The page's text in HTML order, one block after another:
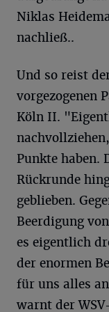
Niklas
nachließ..
Und so reist
vorgezogenen
Köln II.
Punkte haben.
Rückrunde
geblieben.
Beerdigung
es eigentlich
der enormen
für uns alles
warnt der